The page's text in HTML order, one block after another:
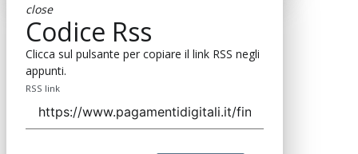
close
Codice Rss
Clicca sul pulsante per copiare il link RSS negli
appunti.
RSS link